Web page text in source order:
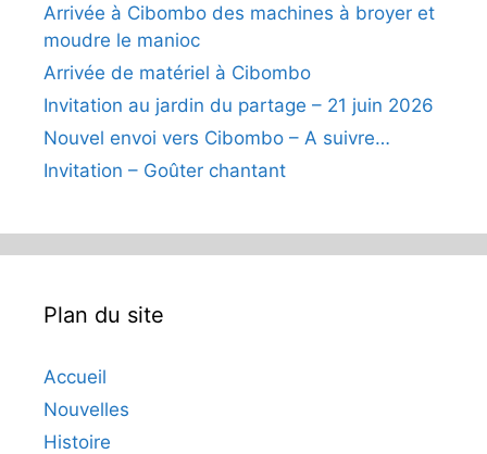
Arrivée à Cibombo des machines à broyer et
moudre le manioc
Arrivée de matériel à Cibombo
Invitation au jardin du partage – 21 juin 2026
Nouvel envoi vers Cibombo – A suivre…
Invitation – Goûter chantant
Plan du site
Accueil
Nouvelles
Histoire